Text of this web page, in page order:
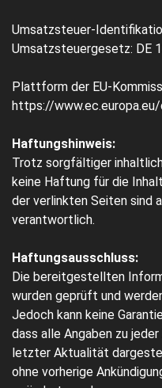
Umsatzsteuer-
Umsatzsteuergesetz: DE
Plattform der EU-
https://
Haftungshinweis:
Trotz sorgfältiger
keine Haftung für die
der verlinkten Seiten sind
verantwortlich.
Haftungsausschluss:
Die bereitgestellten
wurden geprüft und
Jedoch kann keine
dass alle Angaben zu
letzter Aktualität
ohne vorherige